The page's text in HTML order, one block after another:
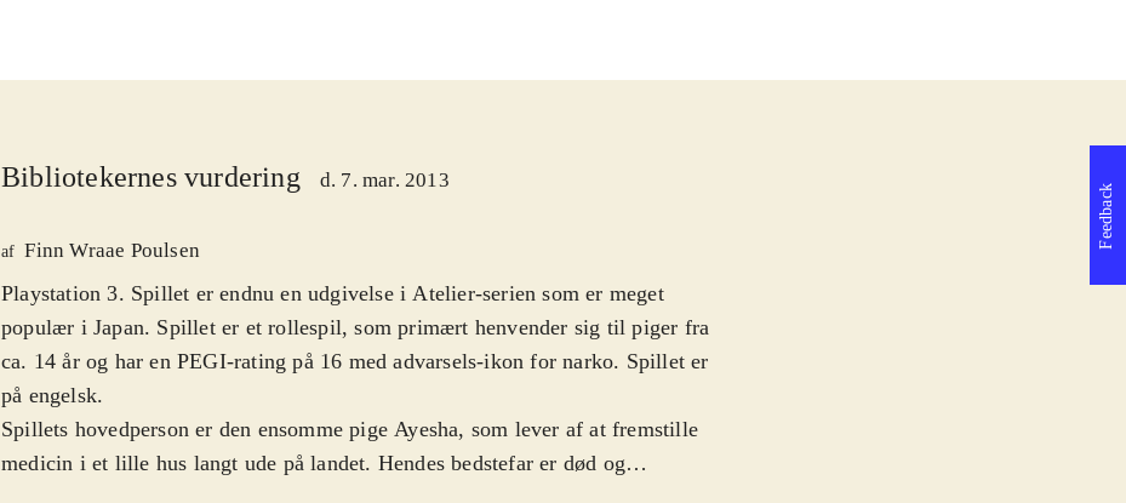
Bibliotekernes vurdering d. 7. mar. 2013
af Finn Wraae Poulsen
Playstation 3. Spillet er endnu en udgivelse i Atelier-serien som er meget
populær i Japan. Spillet er et rollespil, som primært henvender sig til piger fra
ca. 14 år og har en PEGI-rating på 16 med advarsels-ikon for narko. Spillet er
på engelsk.
Spillets hovedperson er den ensomme pige Ayesha, som lever af at fremstille
medicin i et lille hus langt ude på landet. Hendes bedstefar er død og
Feedback